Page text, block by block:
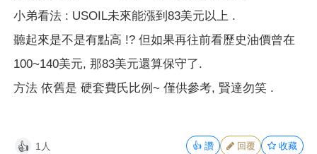
小弟看法 : USOIL未來能漲到83美元以上 .
聽起來是不是有點高 !? 但如果再往前看歷史油價曾在
100~140美元, 那83美元還算保守了.
方法 依舊是 硬套費氏比例~ 僅供參考, 賢達勿笑 .
👍 1人 👍 讚 回覆 收藏